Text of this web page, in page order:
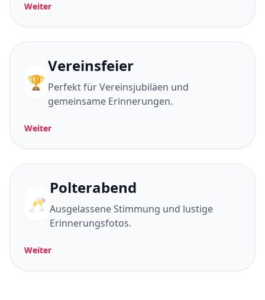
Weiter
🏆
Vereinsfeier
Perfekt für Vereinsjubiläen und
gemeinsame Erinnerungen.
Weiter
🥂
Polterabend
Ausgelassene Stimmung und lustige
Erinnerungsfotos.
Weiter